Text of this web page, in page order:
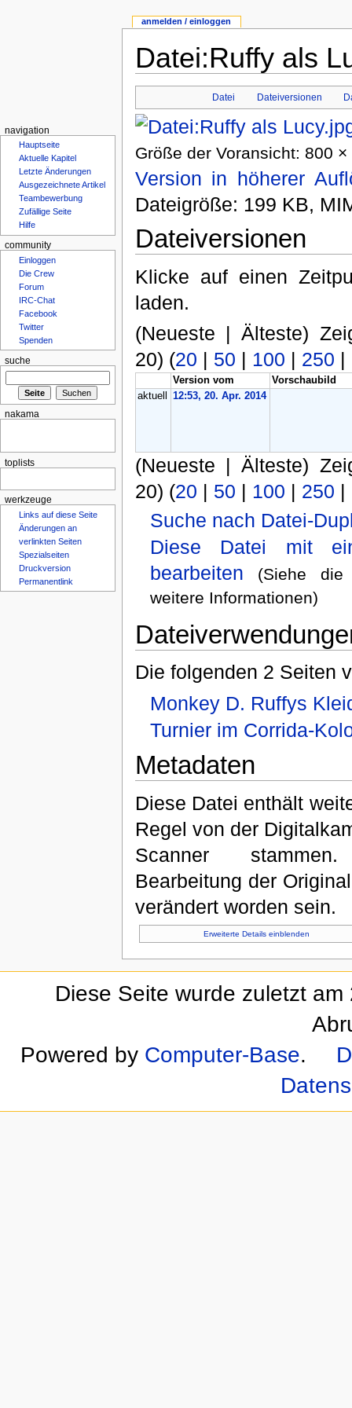
Datei:Ruffy als
Datei Dateiversionen
Größe der Voransicht: 800
Version in höherer
Dateigröße: 199 KB,
Dateiversionen
Klicke auf einen
laden.
(Neueste | Älteste)
20) (20 | 50 | 100 | 250 |
Version vom
Vorschaubild
aktuell
12:53, 20. Apr. 2014
(Neueste | Älteste)
20) (20 | 50 | 100 | 250 |
Suche nach Datei-
Diese Datei mit
bearbeiten
(Siehe
weitere Informationen)
Die folgenden 2 Seiten
Monkey D. Ruffys
Turnier im Corrida-
Metadaten
Diese Datei enthält
Regel von der
Scanner
Bearbeitung der
verändert worden sein.
Erweiterte Details einblenden
anmelden / einloggen
navigation
Hauptseite
Aktuelle Kapitel
Letzte Änderungen
Ausgezeichnete Artikel
Teambewerbung
Zufällige Seite
Hilfe
community
Einloggen
Die Crew
Forum
IRC-Chat
Facebook
Twitter
Spenden
suche
nakama
toplists
werkzeuge
Links auf diese Seite
Änderungen an
verlinkten Seiten
Spezialseiten
Druckversion
Permanentlink
Diese Seite wurde zuletzt
Powered by Computer-Base.